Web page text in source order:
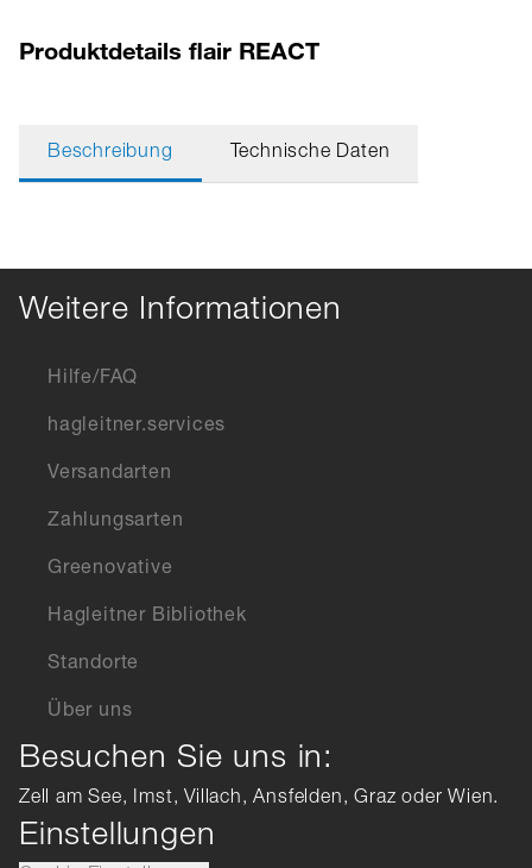
Produktdetails flair REACT
Beschreibung Technische Daten
Weitere Informationen
Hilfe/FAQ
hagleitner.services
Versandarten
Zahlungsarten
Greenovative
Hagleitner Bibliothek
Standorte
Über uns
Besuchen Sie uns in:
Zell am See, Imst, Villach, Ansfelden, Graz oder Wien.
Einstellungen